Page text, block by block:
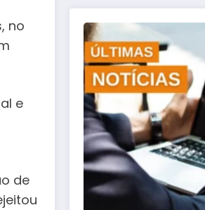
no
e
de